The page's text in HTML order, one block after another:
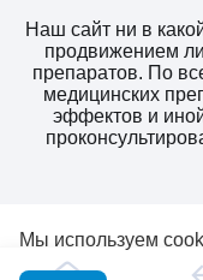
Наш сайт ни в
продвижением
препаратов. По
медицинских
эффектов и
Мы используем